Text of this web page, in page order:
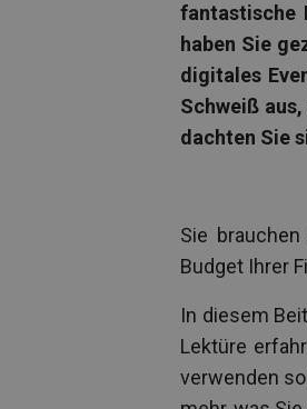
fantastische
haben Sie
digitales
Schweiß
dachten Sie
Sie
Budget Ihrer
In diesem
Lektüre
verwenden